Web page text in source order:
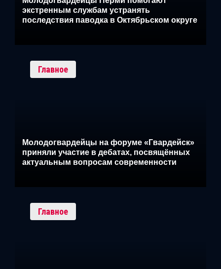
экстренным службам устранять
последствия паводка в Октябрьском округе
Главное
Молодогвардейцы на форуме «Гвардейск»
приняли участие в дебатах, посвящённых
актуальным вопросам современности
Главное